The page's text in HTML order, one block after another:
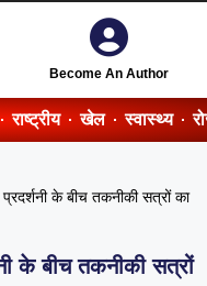
Become An Author
राष्ट्रीय खेल स्वास्थ्य
के बीच तकनीकी सत्रों का
के बीच तकनीकी सत्रों